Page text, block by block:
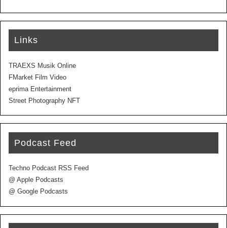
Links
TRAEXS Musik Online
FMarket Film Video
eprima Entertainment
Street Photography NFT
Podcast Feed
Techno Podcast RSS Feed
@ Apple Podcasts
@ Google Podcasts